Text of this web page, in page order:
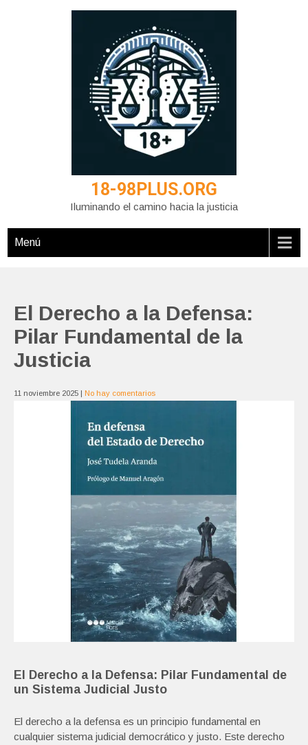
18-98PLUS.ORG
Iluminando el camino hacia la justicia
Menú
El Derecho a la Defensa:
Pilar Fundamental de la
Justicia
11 noviembre 2025 | No hay comentarios
El Derecho a la Defensa: Pilar Fundamental de
un Sistema Judicial Justo
El derecho a la defensa es un principio fundamental en
cualquier sistema judicial democrático y justo. Este derecho